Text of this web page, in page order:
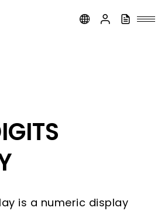
is a numeric display